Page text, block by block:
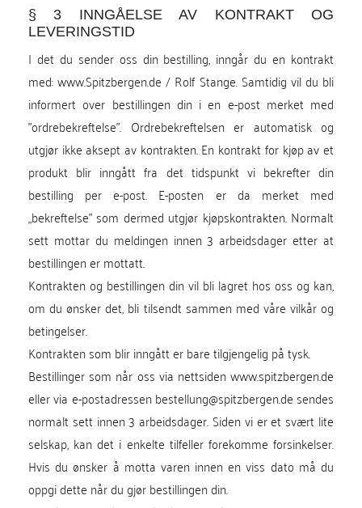
§ 3 INNGÅELSE AV KONTRAKT OG
LEVERINGSTID
I det du sender oss din bestilling, inngår du en kontrakt
med: www.Spitzbergen.de / Rolf Stange. Samtidig vil du bli
informert over bestillingen din i en e-post merket med
"ordrebekreftelse". Ordrebekreftelsen er automatisk og
utgjør ikke aksept av kontrakten. En kontrakt for kjøp av et
produkt blir inngått fra det tidspunkt vi bekrefter din
bestilling per e-post. E-posten er da merket med
„bekreftelse" som dermed utgjør kjøpskontrakten. Normalt
sett mottar du meldingen innen 3 arbeidsdager etter at
bestillingen er mottatt.
Kontrakten og bestillingen din vil bli lagret hos oss og kan,
om du ønsker det, bli tilsendt sammen med våre vilkår og
betingelser.
Kontrakten som blir inngått er bare tilgjengelig på tysk.
Bestillinger som når oss via nettsiden www.spitzbergen.de
eller via e-postadressen bestellung@spitzbergen.de sendes
normalt sett innen 3 arbeidsdager. Siden vi er et svært lite
selskap, kan det i enkelte tilfeller forekomme forsinkelser.
Hvis du ønsker å motta varen innen en viss dato må du
oppgi dette når du gjør bestillingen din.